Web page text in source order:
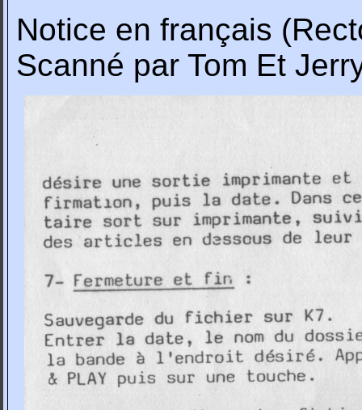
Notice en français
Scanné par Tom Et